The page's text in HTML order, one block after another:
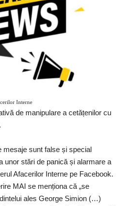
Interne
de manipulare a cetățenilor cu
mesaje sunt false și special
unor stări de panică și alarmare a
Afacerilor Interne pe Facebook.
MAI se menționa că „se
ales George Simion (…)